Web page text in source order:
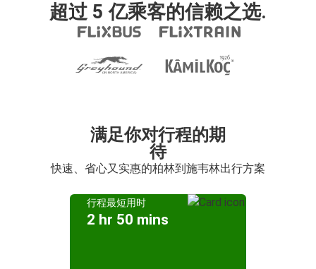
超过 5 亿乘客的信赖之选.
满足你对行程的期
待
快速、省心又实惠的柏林到施韦林出行方案
行程最短用时
2 hr 50 mins